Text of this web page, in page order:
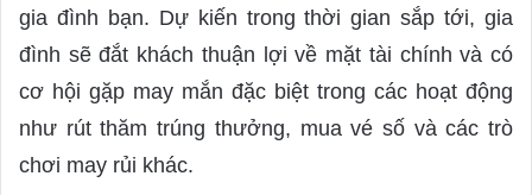
gia đình bạn. Dự kiến trong thời gian sắp tới, gia
đình sẽ đắt khách thuận lợi về mặt tài chính và có
cơ hội gặp may mắn đặc biệt trong các hoạt động
như rút thăm trúng thưởng, mua vé số và các trò
chơi may rủi khác.